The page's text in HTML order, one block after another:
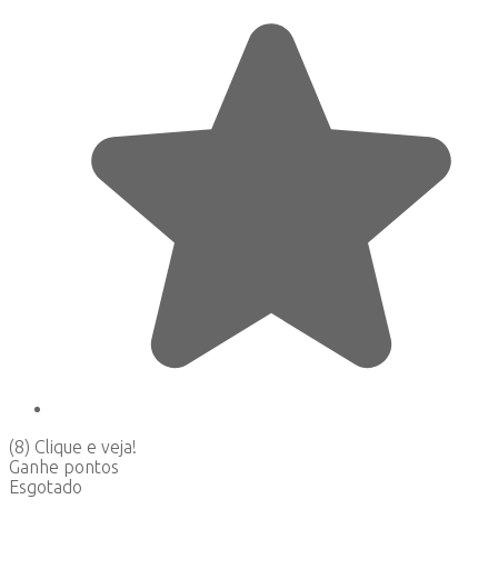
(8) Clique e veja!
Ganhe pontos
Esgotado